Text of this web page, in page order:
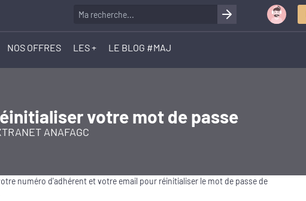
NOS OFFRES LES + LE BLOG #MAJ
votre mot de passe
ANAFAGC
numéro d'adhérent et votre email pour réinitialiser le mot de passe de